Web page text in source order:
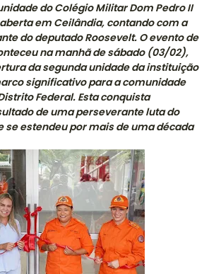
do Colégio Militar Dom Pedro II
em Ceilândia, contando com a
do deputado Roosevelt. O evento de
na manhã de sábado (03/02),
da segunda unidade da instituição
significativo para a comunidade
Federal. Esta conquista
de uma perseverante luta do
se estendeu por mais de uma década